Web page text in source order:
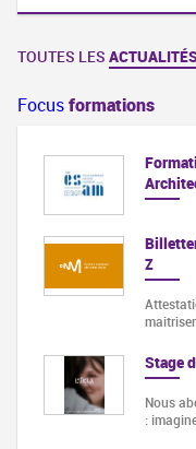
TOUTES LES
Focusformations
Z
Stage
Nous
: